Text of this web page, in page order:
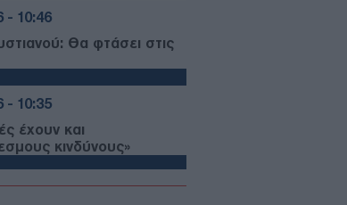
- 10:46
Θα φτάσει στις
- 10:35
έχουν και
κινδύνους»
- 10:00